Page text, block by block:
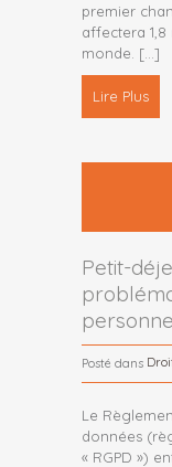
premier
affectera 1,8
monde. […]
Lire Plus
Petit-
Posté dans
Le
données
« RGPD »)